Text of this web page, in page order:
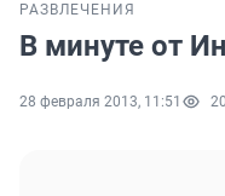
РАЗВЛЕЧЕНИЯ
В минуте от
28 февраля 2013, 11:51